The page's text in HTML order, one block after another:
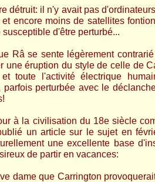
détruit: il n'y avait pas
encore moins de satellites
d'être perturbé...
Râ se sente légèrement
une éruption du style de celle de
toute l'activité électrique
perturbée avec le
à la civilisation du 18e siècle
un article sur le sujet en
une excellente base
de partir en vacances:
dame que Carrington